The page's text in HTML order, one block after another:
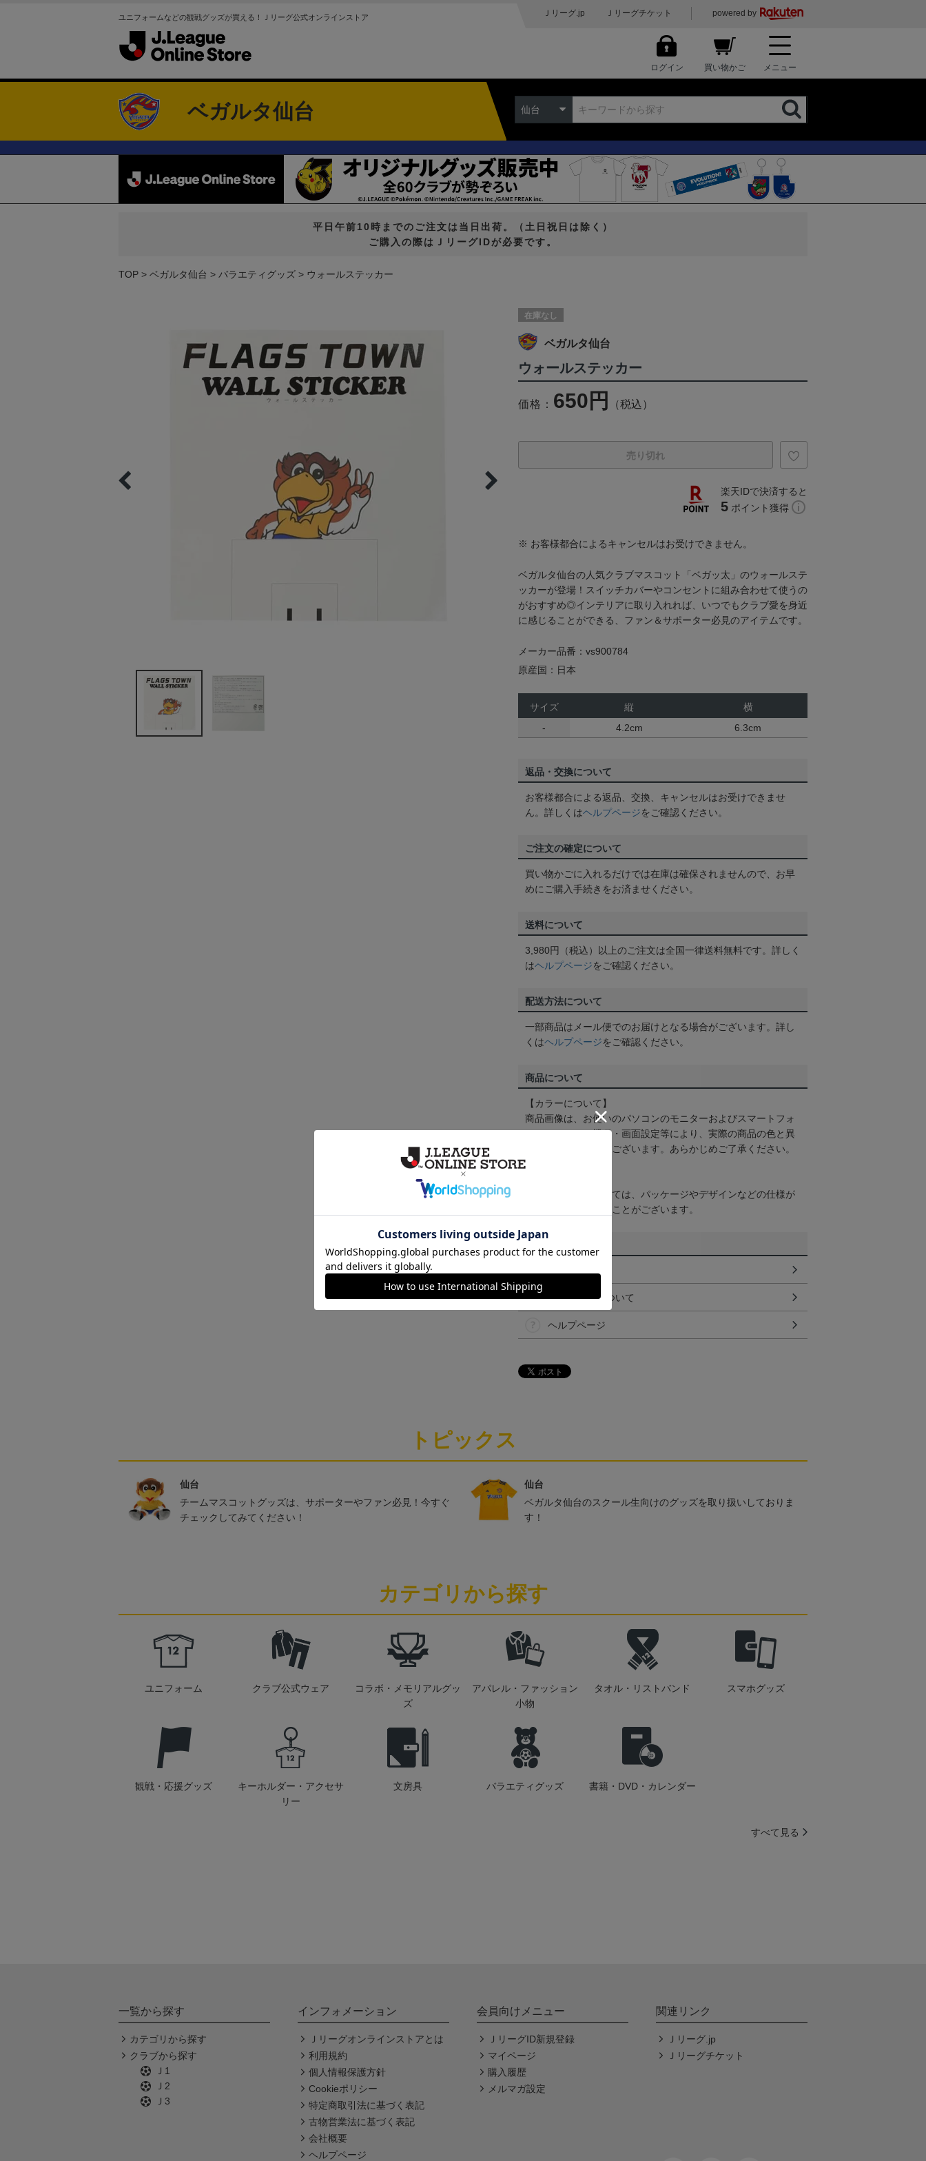
ユニフォームなどの観戦グッズが買える！Ｊリーグ公式オンラインストア Ｊリーグ.jp Ｊリーグチケット powered by
ログイン 買い物かご メニュー
ベガルタ仙台 仙台
平日午前10時までのご注文は当日出荷。（土日祝日は除く）
ご購入の際はＪリーグIDが必要です。
TOP ベガルタ仙台 バラエティグッズ ウォールステッカー
在庫なし
ベガルタ仙台
ウォールステッカー
価格： 650円 （税込）
売り切れ
楽天IDで決済すると
5 ポイント獲得
※ お客様都合によるキャンセルはお受けできません。
ベガルタ仙台の人気クラブマスコット「ベガッ太」のウォールステ
ッカーが登場！スイッチカバーやコンセントに組み合わせて使うの
がおすすめ◎インテリアに取り入れれば、いつでもクラブ愛を身近
に感じることができる、ファン＆サポーター必見のアイテムです。
メーカー品番：vs900784
原産国：日本
サイズ 縦
横
-
4.2cm 6.3cm
返品・交換について
お客様都合による返品、交換、キャンセルはお受けできませ
ん。詳しくはヘルプページをご確認ください。
ご注文の確定について
買い物かごに入れるだけでは在庫は確保されませんので、お早
めにご購入手続きをお済ませください。
送料について
3,980円（税込）以上のご注文は全国一律送料無料です。詳しく
はヘルプページをご確認ください。
配送方法について
一部商品はメール便でのお届けとなる場合がございます。詳し
くはヘルプページをご確認ください。
商品について
【カラーについて】
商品画像は、お使いのパソコンのモニターおよびスマートフォ
ンのメーカー・機種・画面設定等により、実際の商品の色と異
なって見える場合がございます。あらかじめご了承ください。
取り扱い商品によっては、パッケージやデザインなどの仕様が
予告なく変更になることがございます。
ギフト対応について
ヘルプページ
トピックス
仙台
チームマスコットグッズは、サポーターやファン必見！今すぐ
チェックしてみてください！
仙台
ベガルタ仙台のスクール生向けのグッズを取り扱いしておりま
す！
カテゴリから探す
ユニフォーム クラブ公式ウェア
コラボ・メモリアルグッ
ズ
アパレル・ファッション
小物
タオル・リストバンド スマホグッズ
観戦・応援グッズ
キーホルダー・アクセサ
リー
文房具 バラエティグッズ 書籍・DVD・カレンダー
すべて見る
一覧から探す
カテゴリから探す
クラブから探す
Ｊ1
Ｊ2
Ｊ3
インフォメーション
Ｊリーグオンラインストアとは
利用規約
個人情報保護方針
Cookieポリシー
特定商取引法に基づく表記
古物営業法に基づく表記
会社概要
ヘルプページ
会員向けメニュー
ＪリーグID新規登録
マイページ
購入履歴
メルマガ設定
関連リンク
Ｊリーグ.jp
Ｊリーグチケット